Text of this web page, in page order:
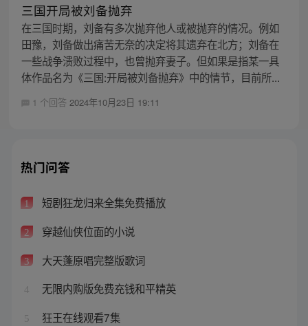
三国开局被刘备抛弃
在三国时期，刘备有多次抛弃他人或被抛弃的情况。例如
田豫，刘备做出痛苦无奈的决定将其遗弃在北方；刘备在
一些战争溃败过程中，也曾抛弃妻子。但如果是指某一具
体作品名为《三国:开局被刘备抛弃》中的情节，目前所...
1 个回答 2024年10月23日 19:11
热门问答
1 短剧狂龙归来全集免费播放
2 穿越仙侠位面的小说
3 大天蓬原唱完整版歌词
4 无限内购版免费充钱和平精英
5 狂王在线观看7集